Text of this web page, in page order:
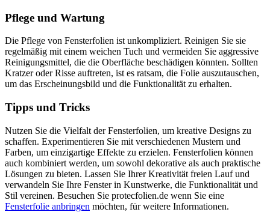
Pflege und Wartung
Die Pflege von Fensterfolien ist unkompliziert. Reinigen Sie sie
regelmäßig mit einem weichen Tuch und vermeiden Sie aggressive
Reinigungsmittel, die die Oberfläche beschädigen könnten. Sollten
Kratzer oder Risse auftreten, ist es ratsam, die Folie auszutauschen,
um das Erscheinungsbild und die Funktionalität zu erhalten.
Tipps und Tricks
Nutzen Sie die Vielfalt der Fensterfolien, um kreative Designs zu
schaffen. Experimentieren Sie mit verschiedenen Mustern und
Farben, um einzigartige Effekte zu erzielen. Fensterfolien können
auch kombiniert werden, um sowohl dekorative als auch praktische
Lösungen zu bieten. Lassen Sie Ihrer Kreativität freien Lauf und
verwandeln Sie Ihre Fenster in Kunstwerke, die Funktionalität und
Stil vereinen. Besuchen Sie protecfolien.de wenn Sie eine
Fensterfolie anbringen möchten, für weitere Informationen.